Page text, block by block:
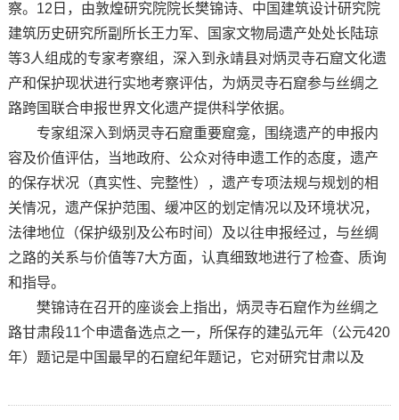
察。12日，由敦煌研究院院长樊锦诗、中国建筑设计研究院
建筑历史研究所副所长王力军、国家文物局遗产处处长陆琼
等3人组成的专家考察组，深入到永靖县对炳灵寺石窟文化遗
产和保护现状进行实地考察评估，为炳灵寺石窟参与丝绸之
路跨国联合申报世界文化遗产提供科学依据。
专家组深入到炳灵寺石窟重要窟龛，围绕遗产的申报内
容及价值评估，当地政府、公众对待申遗工作的态度，遗产
的保存状况（真实性、完整性），遗产专项法规与规划的相
关情况，遗产保护范围、缓冲区的划定情况以及环境状况，
法律地位（保护级别及公布时间）及以往申报经过，与丝绸
之路的关系与价值等7大方面，认真细致地进行了检查、质询
和指导。
樊锦诗在召开的座谈会上指出，炳灵寺石窟作为丝绸之
路甘肃段11个申遗备选点之一，所保存的建弘元年（公元420
年）题记是中国最早的石窟纪年题记，它对研究甘肃以及